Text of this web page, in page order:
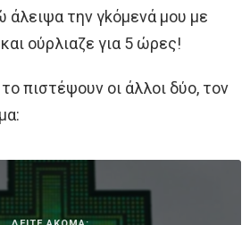
άλειψα την γkόμενά μου με
ούρλιαζε για 5 ώρες!
πιστέψουν οι άλλοι δύο, τον